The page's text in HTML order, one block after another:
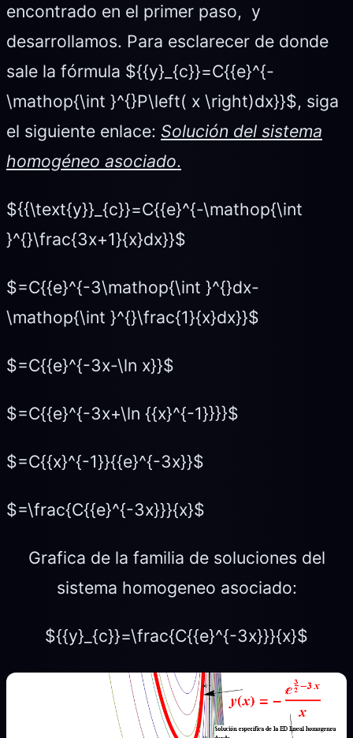
encontrado en el primer paso, y
desarrollamos. Para esclarecer de donde
sale la fórmula ${{y}_{c}}=C{{e}^{-
\mathop{\int }^{}P\left( x \right)dx}}$, siga
el siguiente enlace: Solución del sistema
homogéneo asociado.
${{\text{y}}_{c}}=C{{e}^{-\mathop{\int
}^{}\frac{3x+1}{x}dx}}$
$=C{{e}^{-3\mathop{\int }^{}dx-
\mathop{\int }^{}\frac{1}{x}dx}}$
$=C{{e}^{-3x-\ln x}}$
$=C{{e}^{-3x+\ln {{x}^{-1}}}}$
$=C{{x}^{-1}}{{e}^{-3x}}$
$=\frac{C{{e}^{-3x}}}{x}$
Grafica de la familia de soluciones del
sistema homogeneo asociado:
${{y}_{c}}=\frac{C{{e}^{-3x}}}{x}$